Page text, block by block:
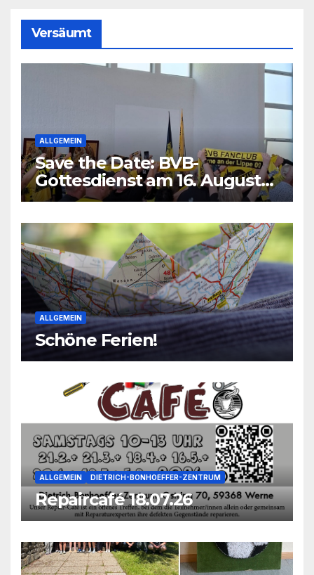
Versäumt
ALLGEMEIN
Save the Date: BVB-
Gottesdienst am 16. August
2026
ALLGEMEIN
Schöne Ferien!
ALLGEMEIN DIETRICH-BONHOEFFER-ZENTRUM
Repaircafé 18.07.26